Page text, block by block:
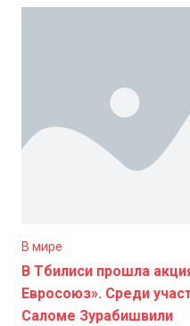
Молдова осуждает
В мире
В Тбилиси прошла
Евросоюз». Среди
Саломе Зурабишвили